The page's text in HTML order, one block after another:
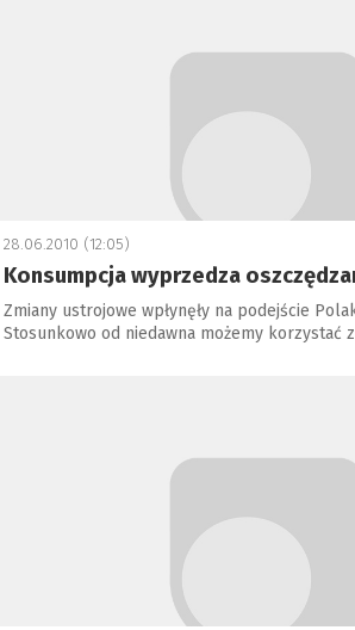
28.06.2010 (12:05)
Konsumpcja wyprzedza
Zmiany ustrojowe wpłynęły na podejście
Stosunkowo od niedawna możemy korzystać